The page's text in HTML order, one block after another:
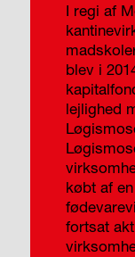
I regi af
blev i
lejlighed
købt af
fortsat